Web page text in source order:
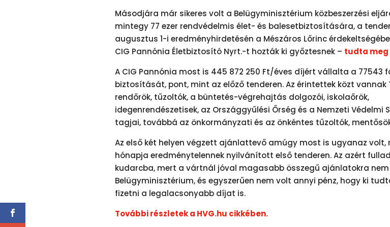
Másodjára már sikeres volt a Belügyminisztérium közbeszerzési
mintegy 77 ezer rendvédelmis élet- és balesetbiztosítására, a tender
augusztus 1-i eredményhirdetésén a Mészáros Lőrinc
CIG Pannónia Életbiztosító Nyrt.-t hozták ki győztesnek – tudta meg
A CIG Pannónia most is 445 872 250 Ft/éves díjért vállalta a 77543
biztosítását, pont, mint az előző tenderen. Az érintettek közt vannak
rendőrök, tűzoltók, a büntetés-végrehajtás dolgozói, iskolaőrök,
idegenrendészetisek, az Országgyűlési Őrség és a Nemzeti Védelmi
tagjai, továbbá az önkormányzati és az önkéntes tűzoltók,
Az első két helyen végzett ajánlattevő amúgy most is ugyanaz volt,
hónapja eredménytelennek nyilvánított első tenderen. Az azért
kudarcba, mert a vártnál jóval magasabb összegű ajánlatokra nem
Belügyminisztérium, és egyszerűen nem volt annyi pénz, hogy ki
fizetni a legalacsonyabb díjat is.
További részletek a HVG.hu cikkében.